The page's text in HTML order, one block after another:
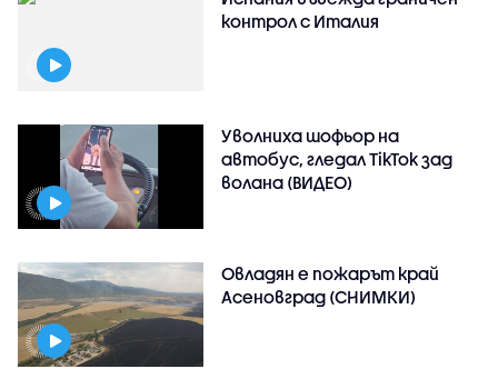
контрол с Италия
Уволниха шофьор на
автобус, гледал TikTok зад
волана (ВИДЕО)
Овладян е пожарът край
Асеновград (СНИМКИ)